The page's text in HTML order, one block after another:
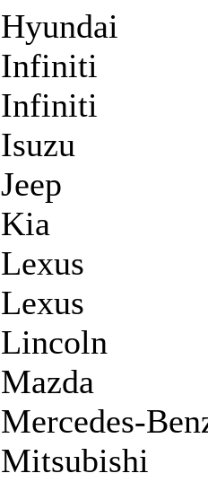
Hyundai
Infiniti
Infiniti
Isuzu
Jeep
Kia
Lexus
Lexus
Lincoln
Mazda
Mercedes-
Mitsubishi